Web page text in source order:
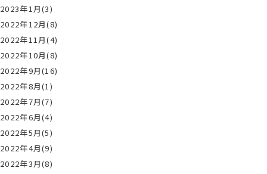
2023年1月(3)
2022年12月(8)
2022年11月(4)
2022年10月(8)
2022年9月(16)
2022年8月(1)
2022年7月(7)
2022年6月(4)
2022年5月(5)
2022年4月(9)
2022年3月(8)